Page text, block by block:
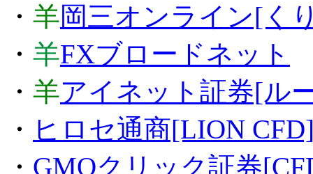
・ 羊岡三オンライン[く
・ 羊FXブロードネット
・ 羊アイネット証券[ル
・ ヒロセ通商[LION
・ GMOクリック証券